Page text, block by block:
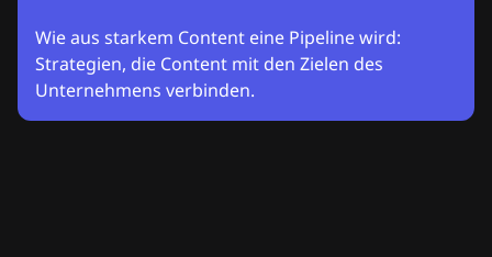
Wie aus starkem Content eine Pipeline wird:
Strategien, die Content mit den Zielen des
Unternehmens verbinden.